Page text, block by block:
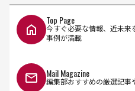
Top Page
今すぐ必要な情報、近未来
事例が満載
Mail Magazine
編集部おすすめの厳選記事